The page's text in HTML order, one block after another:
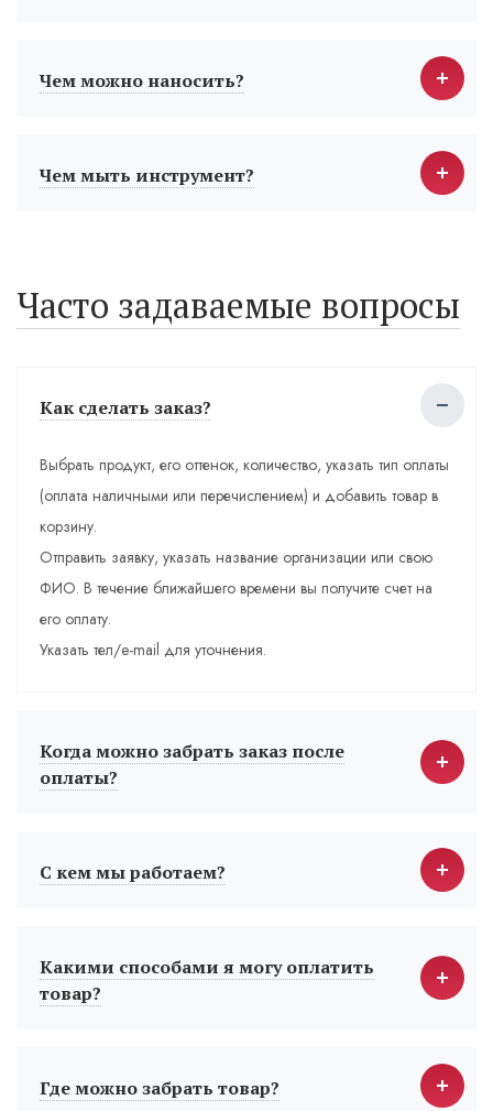
Чем можно наносить?
Чем мыть инструмент?
Часто задаваемые вопросы
Как сделать заказ?
Выбрать продукт, его оттенок, количество, указать тип оплаты
(оплата наличными или перечислением) и добавить товар в
корзину.
Отправить заявку, указать название организации или свою
ФИО. В течение ближайшего времени вы получите счет на
его оплату.
Указать тел/e-mail для уточнения.
Когда можно забрать заказ после
оплаты?
С кем мы работаем?
Какими способами я могу оплатить
товар?
Где можно забрать товар?